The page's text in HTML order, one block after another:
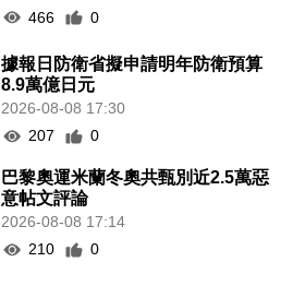
466
0
據報日防衛省擬申請明年防衛預算
8.9萬億日元
2026-08-08 17:30
207
0
巴黎奧運米蘭冬奧共甄別近2.5萬惡
意帖文評論
2026-08-08 17:14
210
0